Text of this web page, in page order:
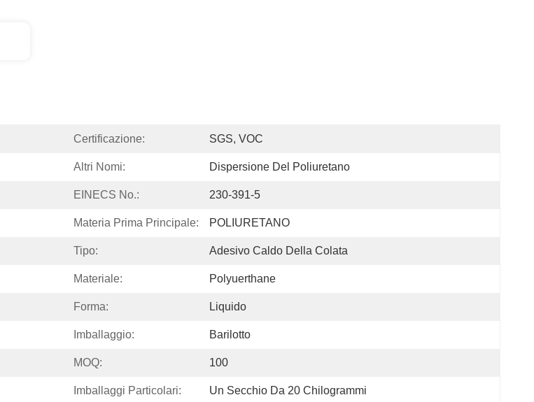
Certificazione: SGS, VOC
Altri Nomi: Dispersione Del Poliuretano
EINECS No.: 230-391-5
Materia Prima Principale: POLIURETANO
Tipo: Adesivo Caldo Della Colata
Materiale: Polyuerthane
Forma: Liquido
Imballaggio: Barilotto
MOQ: 100
Imballaggi Particolari: Un Secchio Da 20 Chilogrammi